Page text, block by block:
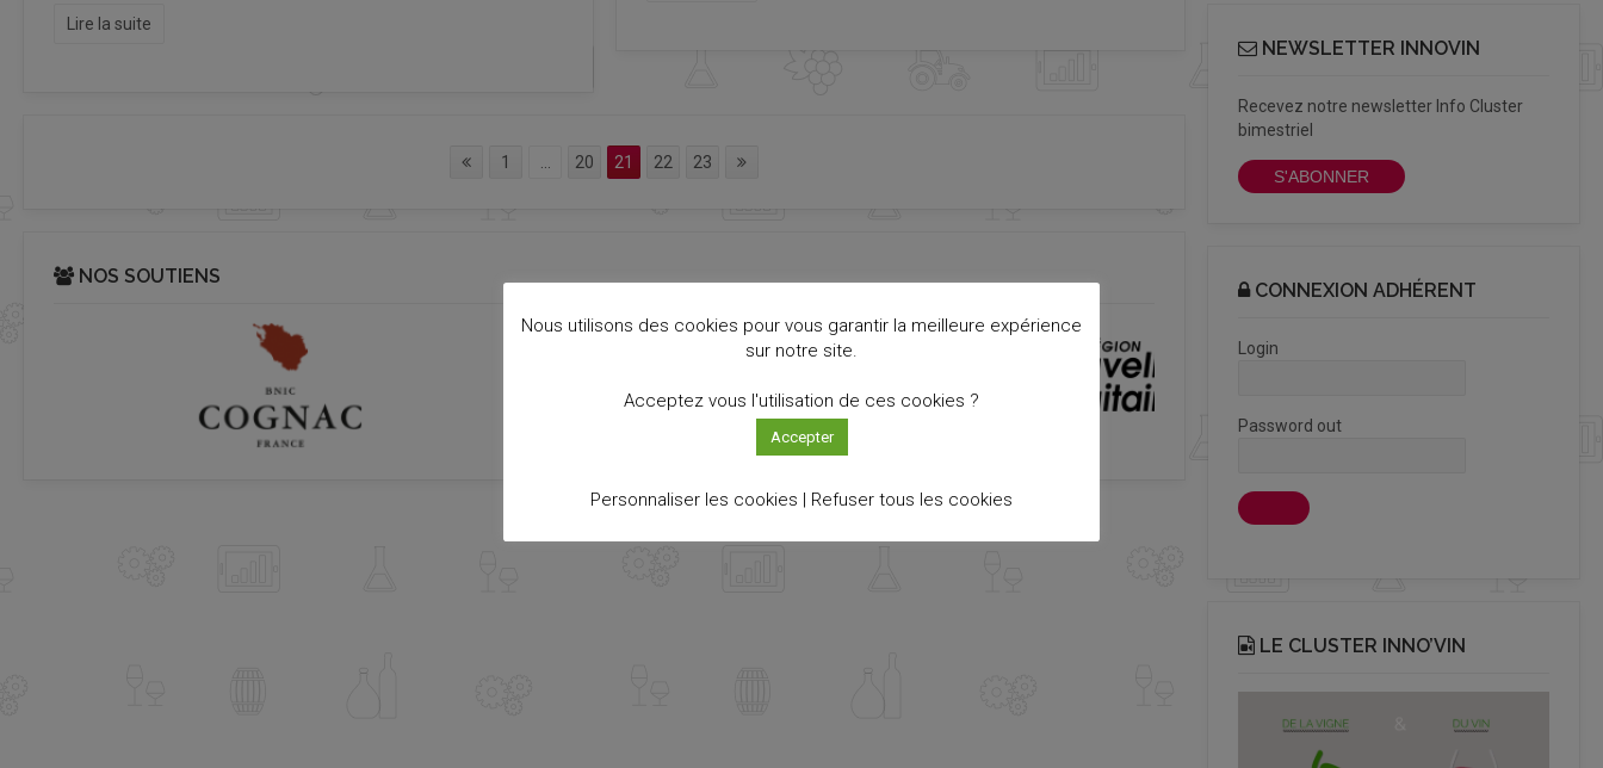
Lire la suite
1 20 21 22 23
NOS SOUTIENS
NEWSLETTER INNOVIN
Recevez notre newsletter Info Cluster
bimestriel
S'ABONNER
CONNEXION ADHÉRENT
Login
Password out
LE CLUSTER INNO’VIN
Nous utilisons des cookies pour vous garantir la meilleure expérience
sur notre site.
Acceptez vous l'utilisation de ces cookies ?
Accepter
Personnaliser les cookies | Refuser tous les cookies